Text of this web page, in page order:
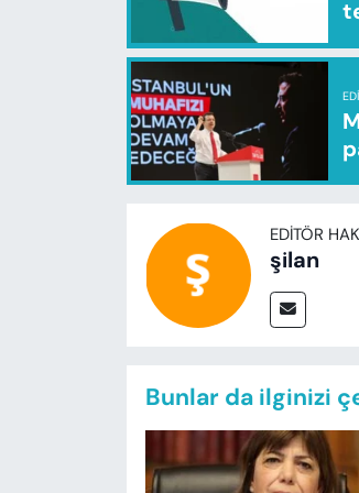
EDITÖR
şilan
Bunlar da ilginizi